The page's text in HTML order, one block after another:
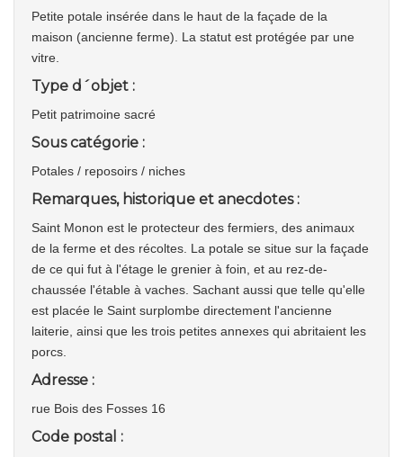
Petite potale insérée dans le haut de la façade de la
maison (ancienne ferme). La statut est protégée par une
vitre.
Type d´objet :
Petit patrimoine sacré
Sous catégorie :
Potales / reposoirs / niches
Remarques, historique et anecdotes :
Saint Monon est le protecteur des fermiers, des animaux
de la ferme et des récoltes. La potale se situe sur la façade
de ce qui fut à l'étage le grenier à foin, et au rez-de-
chaussée l'étable à vaches. Sachant aussi que telle qu'elle
est placée le Saint surplombe directement l'ancienne
laiterie, ainsi que les trois petites annexes qui abritaient les
porcs.
Adresse :
rue Bois des Fosses 16
Code postal :